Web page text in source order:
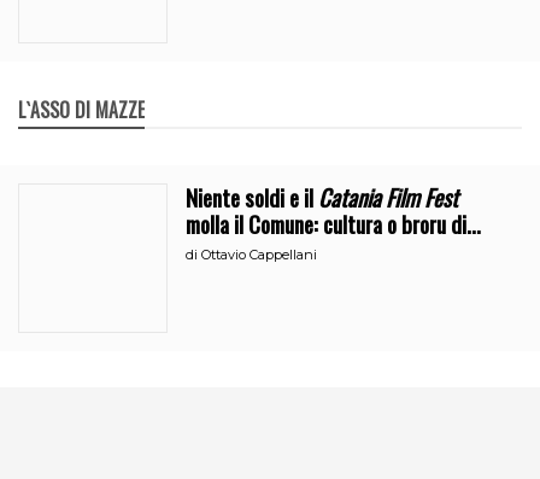
L`ASSO DI MAZZE
Niente soldi e ilCatania Film Fest
molla il Comune: cultura o broru di
ciciri?
diOttavio Cappellani